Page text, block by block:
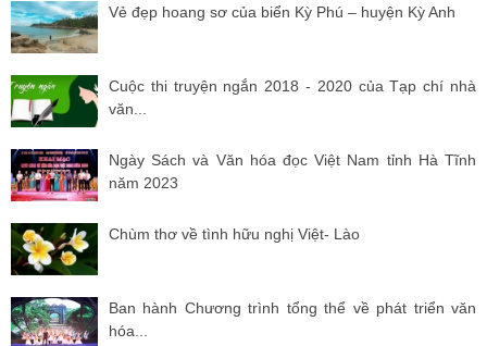
Vẻ đẹp hoang sơ của biển Kỳ Phú – huyện Kỳ Anh
Cuộc thi truyện ngắn 2018 - 2020 của Tạp chí nhà
văn...
Ngày Sách và Văn hóa đọc Việt Nam tỉnh Hà Tĩnh
năm 2023
Chùm thơ về tình hữu nghị Việt- Lào
Ban hành Chương trình tổng thể về phát triển văn
hóa...